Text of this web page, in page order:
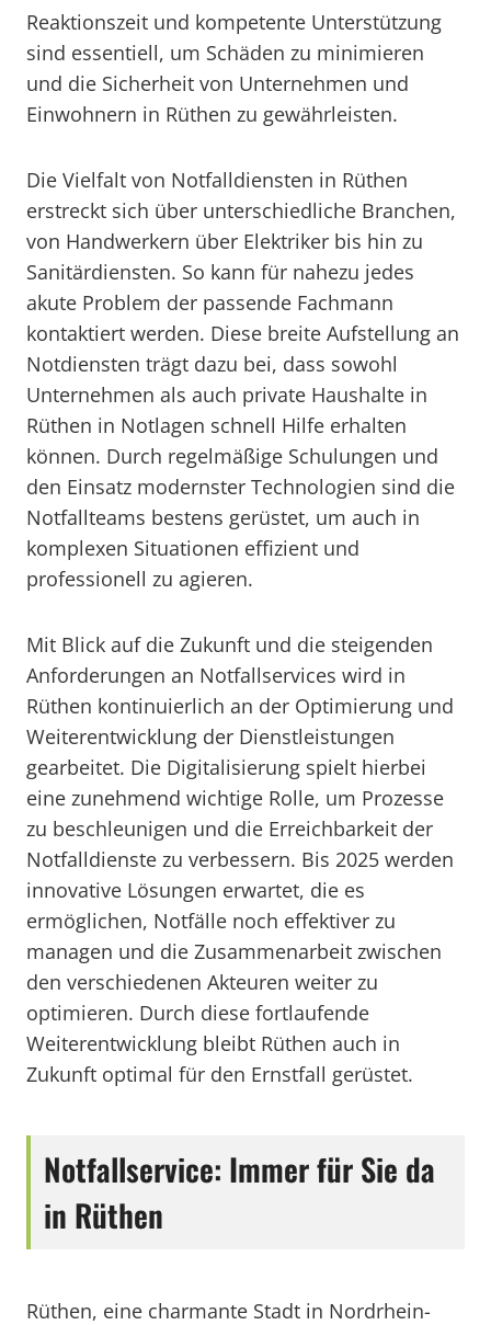
Reaktionszeit und kompetente Unterstützung
sind essentiell, um Schäden zu minimieren
und die Sicherheit von Unternehmen und
Einwohnern in Rüthen zu gewährleisten.
Die Vielfalt von Notfalldiensten in Rüthen
erstreckt sich über unterschiedliche Branchen,
von Handwerkern über Elektriker bis hin zu
Sanitärdiensten. So kann für nahezu jedes
akute Problem der passende Fachmann
kontaktiert werden. Diese breite Aufstellung an
Notdiensten trägt dazu bei, dass sowohl
Unternehmen als auch private Haushalte in
Rüthen in Notlagen schnell Hilfe erhalten
können. Durch regelmäßige Schulungen und
den Einsatz modernster Technologien sind die
Notfallteams bestens gerüstet, um auch in
komplexen Situationen effizient und
professionell zu agieren.
Mit Blick auf die Zukunft und die steigenden
Anforderungen an Notfallservices wird in
Rüthen kontinuierlich an der Optimierung und
Weiterentwicklung der Dienstleistungen
gearbeitet. Die Digitalisierung spielt hierbei
eine zunehmend wichtige Rolle, um Prozesse
zu beschleunigen und die Erreichbarkeit der
Notfalldienste zu verbessern. Bis 2025 werden
innovative Lösungen erwartet, die es
ermöglichen, Notfälle noch effektiver zu
managen und die Zusammenarbeit zwischen
den verschiedenen Akteuren weiter zu
optimieren. Durch diese fortlaufende
Weiterentwicklung bleibt Rüthen auch in
Zukunft optimal für den Ernstfall gerüstet.
Notfallservice: Immer für Sie da
in Rüthen
Rüthen, eine charmante Stadt in Nordrhein-